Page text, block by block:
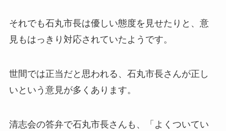
それでも石丸市長は優しい態度を見せたりと、意
見もはっきり対応されていたようです。
世間では正当だと思われる、石丸市長さんが正し
いという意見が多くあります。
清志会の答弁で石丸市長さんも、「よくついてい